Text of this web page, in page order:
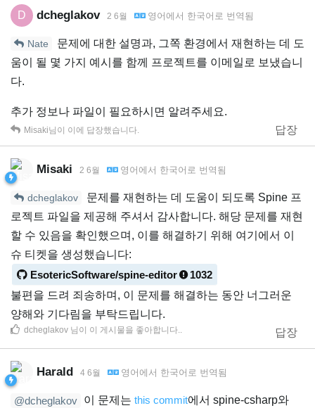
D dcheglakov 2 6월 영어 에서 한국어 로 번역됨
Nate
문제에 대한 설명과, 그쪽 환경에서 재현하는 데 도
움이 될 몇 가지 예시를 함께 프로젝트를 이메일로 보냈습니
다.
추가 정보나 파일이 필요하시면 알려주세요.
답장
Misaki님이 이에 답장했습니다.
Misaki 2 6월 영어 에서 한국어 로 번역됨
dcheglakov
문제를 재현하는 데 도움이 되도록 Spine 프
로젝트 파일을 제공해 주셔서 감사합니다. 해당 문제를 재현
할 수 있음을 확인했으며, 이를 해결하기 위해 여기에서 이
슈 티켓을 생성했습니다:
EsotericSoftware/spine-editor
1032
불편을 드려 죄송하며, 이 문제를 해결하는 동안 너그러운
양해와 기다림을 부탁드립니다.
답장
dcheglakov 님이 이 게시물을 좋아합니다..
Harald 4 6월 영어 에서 한국어 로 번역됨
@dcheglakov 이 문제는 this commit에서 spine-csharp와